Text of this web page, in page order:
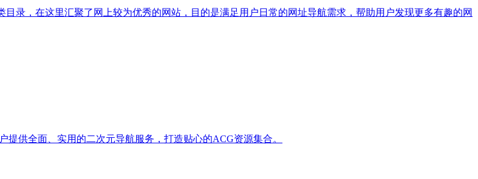
录，在这里汇聚了网上较为优秀的网站，目的是满足用户日常的网址导航需求，帮助用户发现更多有趣的网
供全面、实用的二次元导航服务，打造贴心的ACG资源集合。